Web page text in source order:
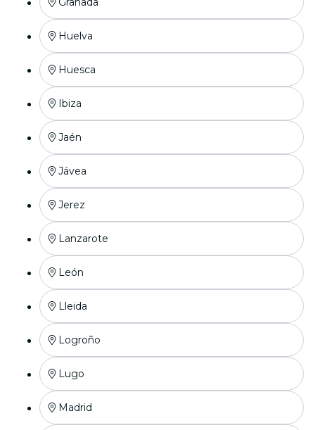
Huelva
Huesca
Ibiza
Jaén
Jávea
Jerez
Lanzarote
León
Lleida
Logroño
Lugo
Madrid